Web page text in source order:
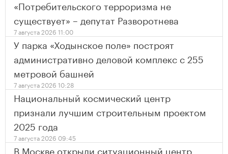
«Потребительского терроризма не
существует» – депутат Разворотнева
7 августа 2026 11:00
У парка «Ходынское поле» построят
административно деловой комплекс с 255
метровой башней
7 августа 2026 10:28
Национальный космический центр
признали лучшим строительным проектом
2025 года
7 августа 2026 09:45
В Москве открыли ситуационный центр